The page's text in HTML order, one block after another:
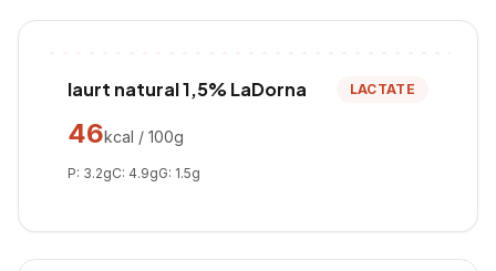
Iaurt natural 1,5% LaDorna LACTATE
46kcal / 100g
P: 3.2gC: 4.9gG: 1.5g